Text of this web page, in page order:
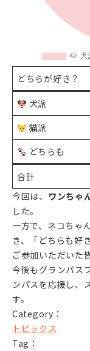
どちらが好き？
犬派
猫派
どちらも
合計
今回は、 ワンちゃ
した。
一方で、ネコちゃ
き、「どちらも好
ご参加いただいた
今後もグランパス
ンパスを応援し、
す。
Category：
トピックス
Tag：